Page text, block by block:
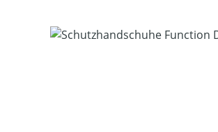
Bildergalerie überspringen